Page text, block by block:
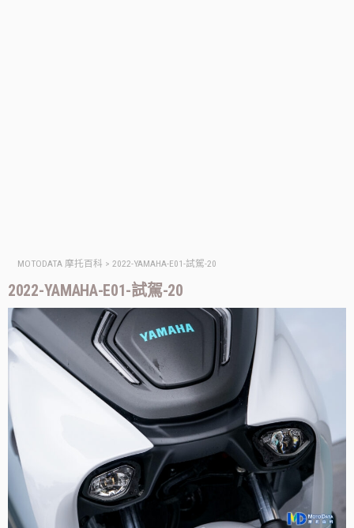
MOTODATA 摩托百科 > 2022-YAMAHA-E01-試駕-20
2022-YAMAHA-E01-試駕-20